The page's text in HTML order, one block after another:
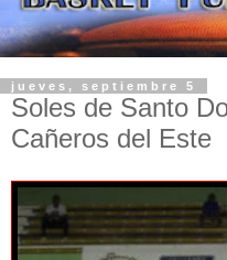
jueves, septiembre 5
Soles de Santo
Cañeros del Este